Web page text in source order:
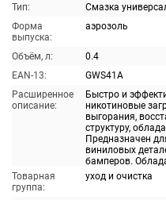
Тип:
Смазка
Форма
выпуска:
аэрозоль
Объём, л:
0.4
EAN-13:
GWS41A
Расширенное
описание:
Быстро и
никотиновые
выгорания,
структуру,
Предназначен
виниловых
бамперов.
Товарная
группа:
уход и очистка